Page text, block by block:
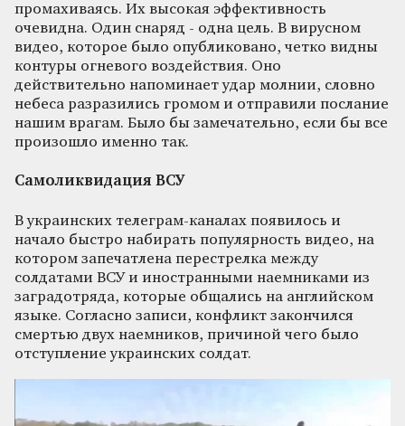
промахиваясь. Их высокая эффективность
очевидна. Один снаряд - одна цель. В вирусном
видео, которое было опубликовано, четко видны
контуры огневого воздействия. Оно
действительно напоминает удар молнии, словно
небеса разразились громом и отправили послание
нашим врагам. Было бы замечательно, если бы все
произошло именно так.
Самоликвидация ВСУ
В украинских телеграм-каналах появилось и
начало быстро набирать популярность видео, на
котором запечатлена перестрелка между
солдатами ВСУ и иностранными наемниками из
заградотряда, которые общались на английском
языке. Согласно записи, конфликт закончился
смертью двух наемников, причиной чего было
отступление украинских солдат.